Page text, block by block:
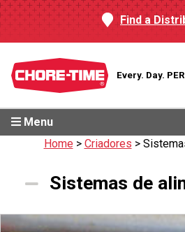
Find a
Every. Day.
Menu
Home> Criadores >
Sistemas de